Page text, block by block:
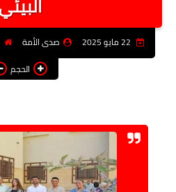
فن
البيئي
صدى الأمة
الحجم